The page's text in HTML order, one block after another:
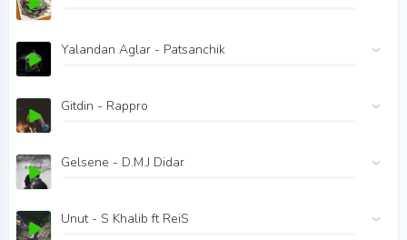
Yalandan Aglar - Patsanchik
Gitdin - Rappro
Gelsene - D.M.J Didar
Unut - S Khalib ft ReiS